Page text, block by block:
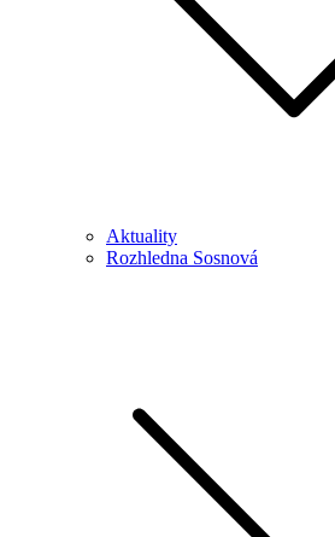
Aktuality
Rozhledna Sosnová